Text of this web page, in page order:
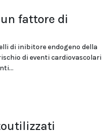
fattore di
di inibitore endogeno della
di eventi cardiovascolari